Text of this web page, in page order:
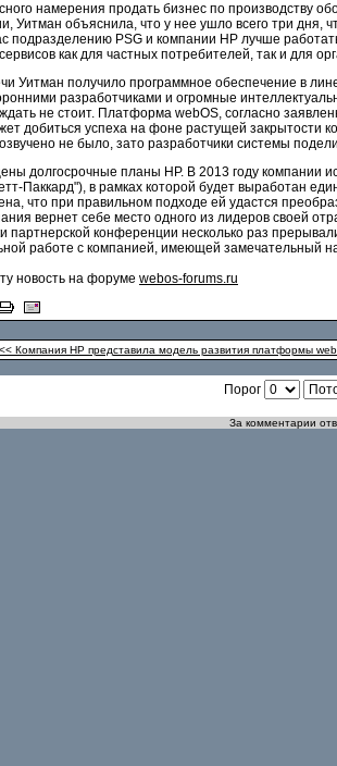
намерения продать бизнес по производству
Уитман объяснила, что у нее ушло всего три
подразделению PSG и компании HP лучше
как для частных потребителей, так и для
Уитман получило программное обеспечение в
разработчиками и огромные
не стоит. Платформа webOS, согласно
добиться успеха на фоне растущей закрытости
не было, зато разработчики системы
долгосрочные планы HP. В 2013 году компании
Паккард"), в рамках которой будет выработан
что при правильном подходе ей удастся
вернет себе место одного из лидеров своей
партнерской конференции несколько раз
работе с компанией, имеющей замечательный
новость на форуме webos-forums.ru
<< Компания HP представила модель развития платформы
Порог
За комментарии